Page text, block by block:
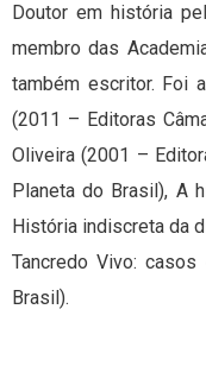
Doutor em história
membro das
também escritor. Foi
(2011 – Editoras
Oliveira (2001 –
Planeta do Brasil), A
História indiscreta da
Tancredo Vivo:
Brasil).